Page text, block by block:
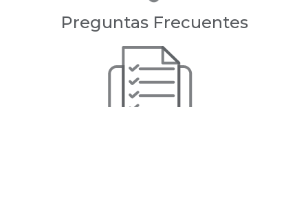
Preguntas Frecuentes